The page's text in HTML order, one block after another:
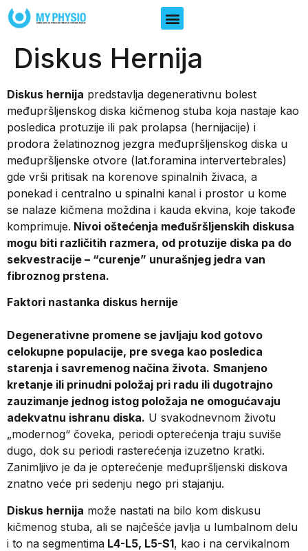
Diskus Hernija
Diskus hernija predstavlja degenerativnu bolest
međupršljenskog diska kičmenog stuba koja nastaje kao
posledica protuzije ili pak prolapsa (hernijacije) i
prodora želatinoznog jezgra međupršljenskog diska u
međupršljenske otvore (lat.foramina intervertebrales)
gde vrši pritisak na korenove spinalnih živaca, a
ponekad i centralno u spinalni kanal i prostor u kome
se nalaze kičmena moždina i kauda ekvina, koje takođe
komprimuje. Nivoi oštećenja međušršljenskih diskusa
mogu biti različitih razmera, od protuzije diska pa do
sekvestracije – “curenje” unurašnjeg jedra van
fibroznog prstena.
Faktori nastanka diskus hernije
Degenerativne promene se javljaju kod gotovo
celokupne populacije, pre svega kao posledica
starenja i savremenog načina života. Smanjeno
kretanje ili prinudni položaj pri radu ili dugotrajno
zauzimanje jednog istog položaja ne omogućavaju
adekvatnu ishranu diska. U svakodnevnom životu
„modernog“ čoveka, periodi opterećenja traju suviše
dugo, dok su periodi rasterećenja izuzetno kratki.
Zanimljivo je da je opterećenje međupršljenski diskova
znatno veće pri sedenju nego pri stajanju.
Diskus hernija može nastati na bilo kom diskusu
kičmenog stuba, ali se najčešće javlja u lumbalnom delu
i to na segmentima L4-L5, L5-S1, kao i na cervikalnom